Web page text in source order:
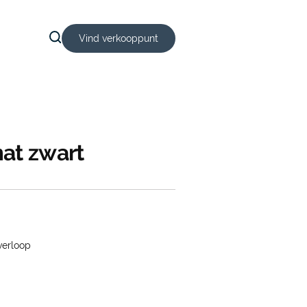
Vind verkooppunt
zwart